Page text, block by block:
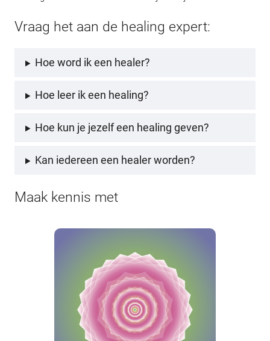
Vraag het aan de healing expert:
Hoe word ik een healer?
Hoe leer ik een healing?
Hoe kun je jezelf een healing geven?
Kan iedereen een healer worden?
Maak kennis met